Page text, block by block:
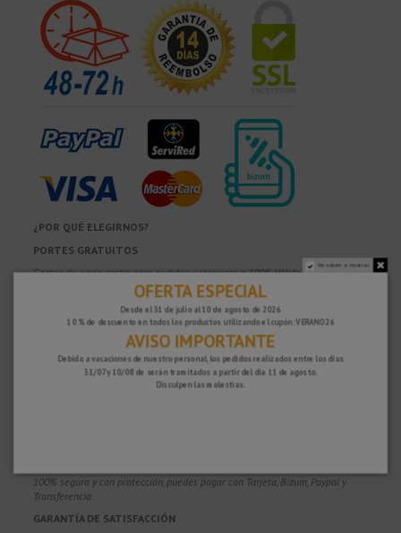
¿POR QUÉ ELEGIRNOS?
PORTES GRATUITOS
Costes de envío gratis para pedidos superiores a 100€. Válidos para España*,
Andorra y Portugal*. (*Solo península)
ENVÍOS EN 48-72 HORAS
Enviamos a toda Europa. Los pedidos recibidos durante el día, normalmente
se despachan al día siguiente, para ser entregados en 48-72 horas en
Península una vez se han despachado. (Días laborales hábiles de lunes a
100% segura y con protección, puedes pagar con Tarjeta, Bizum, Paypal y
Transferencia.
GARANTÍA DE SATISFACCIÓN
No volver a mostrar.
OFERTA ESPECIAL
Desde el 31 de julio al 10 de agosto de 2026
10 % de descuento en todos los productos utilizando el cupón: VERANO26
AVISO IMPORTANTE
Debido a vacaciones de nuestro personal, los pedidos realizados entre los días
31/07 y 10/08 de serán tramitados a partir del día 11 de agosto.
Disculpen las molestias.